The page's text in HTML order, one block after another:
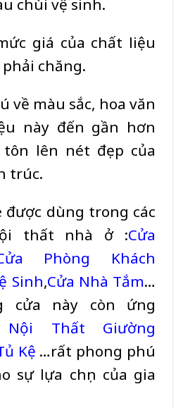
chùi vệ sinh.
giá của chất liệu
chăng.
về màu sắc, hoa văn
này đến gần hơn
lên nét đẹp của
trúc.
được dùng trong các
thất nhà ở :Cửa
Phòng Khách
Sinh,Cửa Nhà Tắm…
cửa này còn ứng
Nội Thất Giường
Kệ …rất phong phú
sự lựa chọn của gia